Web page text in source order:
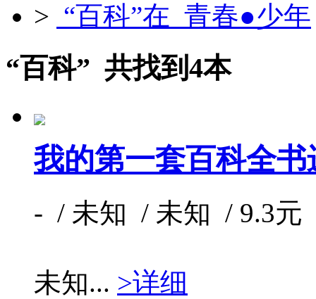
> “百科”在 青春●少年
“百科” 共找到4本
我的第一套百科全
- / 未知 / 未知 / 9.3元
未知... >详细